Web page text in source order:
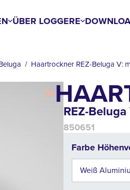
ÜBER LOGGERE
Haartrockner REZ-Beluga V:
REZ-
850651
Farbe